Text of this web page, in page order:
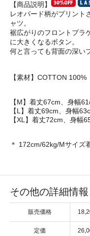
【商品説明】
レオパード柄がプリント
ャツ。
裾広がりのフロントプラ
に大きくなるボタン。
何と言っても背面の深い
【素材】COTTON 100%
【M】着丈67cm、身幅
【L】着丈69cm、身幅
【XL】着丈72cm、身幅
＊ 172cm/62kg/Mサイズ
その他の詳細情報
販売価格
定価